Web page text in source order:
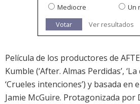
Mediocre
Un
Votar
Ver resultados
Película de los productores de
Kumble (‘After. Almas Perdidas’, ‘La
‘Crueles intenciones’) y basada
Jamie McGuire. Protagonizada por